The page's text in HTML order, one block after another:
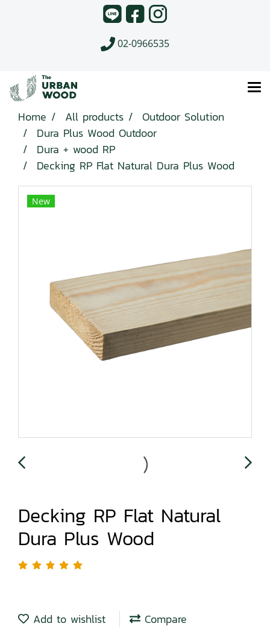
02-0966535
Home All products
Outdoor Solution
Dura Plus Wood Outdoor
Dura + wood RP
Decking RP Flat Natural Dura Plus Wood
New
Decking RP Flat Natural
Dura Plus Wood
Add to wishlist
Compare